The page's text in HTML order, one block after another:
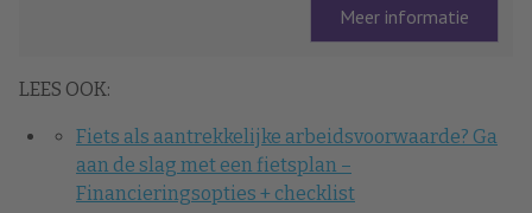
Meer informatie
LEES OOK:
Fiets als aantrekkelijke arbeidsvoorwaarde? Ga
aan de slag met een fietsplan –
Financieringsopties + checklist